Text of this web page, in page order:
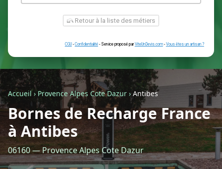
Une simple prise
Je ne sais pas encore
Autre
Retour à la liste des métiers
CGU-Confidentialité- Service proposé parViteUnDevis.com-Vous
Accueil› Provence Alpes Cote Dazur ›Antibes
Bornes de Recharge France
à Antibes
06160 — Provence Alpes Cote Dazur